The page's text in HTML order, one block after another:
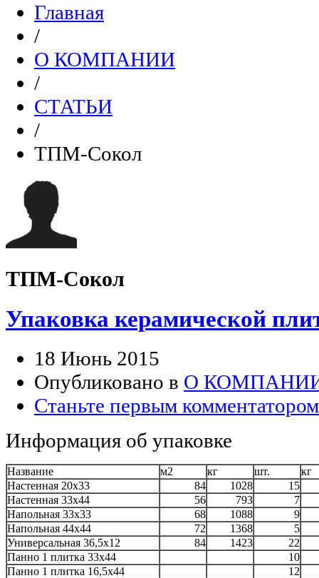
Главная
/
О КОМПАНИИ
/
СТАТЬИ
/
ТПМ-Сокол
ТПМ-Сокол
Упаковка керамической
18 Июнь 2015
Опубликовано в О
Станьте первым
Информация об упаковке
Название м2 кг шт.
кг
Настенная 20x33
84 1028
15
Настенная 33x44
56 793
7
Напольная 33x33
68 1088
9
Напольная 44x44
72 1368
5
Универсальная 36,5x12
84 1423
22
Панно 1 плитка 33x44
10
Панно 1 плитка 16,5x44
12